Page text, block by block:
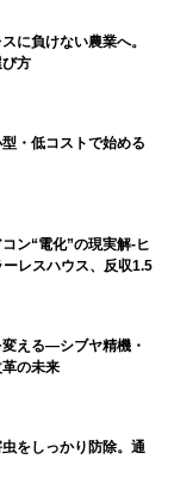
に負けない農業へ。
方
・低コストで始める
ン“電化”の現実解-ヒ
レスハウス、反収1.5
える―シブヤ精機・
の未来
をしっかり防除。通